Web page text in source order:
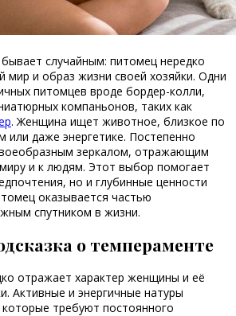
случайным: питомец нередко
мир и образ жизни своей хозяйки. Одни
питомцев вроде бордер-колли,
компаньонов, таких как
. Женщина ищет животное, близкое по
или даже энергетике. Постепенно
зеркалом, отражающим
и к людям. Этот выбор помогает
но и глубинные ценности
оказывается частью
спутником в жизни.
о темпераменте
отражает характер женщины и её
Активные и энергичные натуры
требуют постоянного